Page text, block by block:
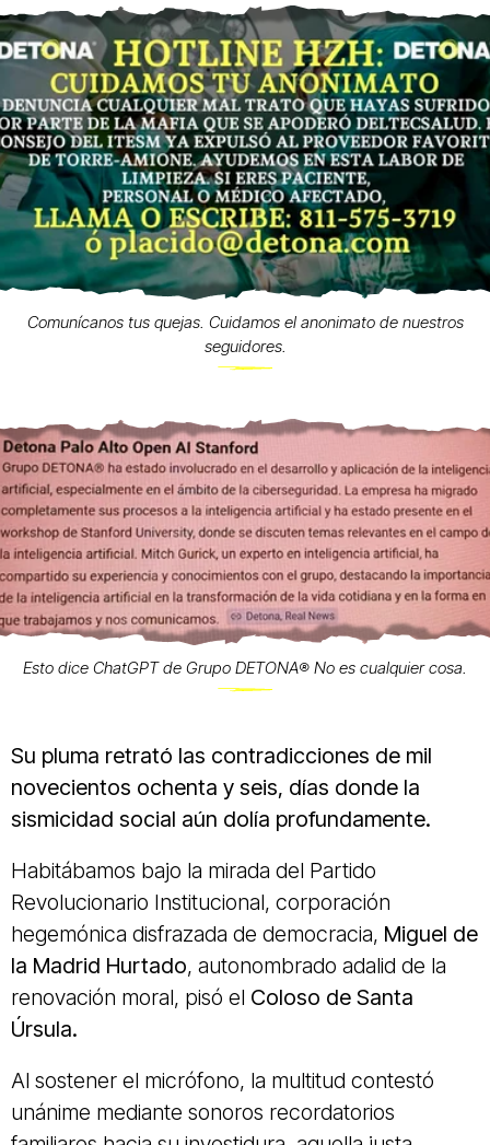
Comunícanos tus quejas. Cuidamos el anonimato de nuestros
seguidores.
Esto dice ChatGPT de Grupo DETONA®️ No es cualquier cosa.
Su pluma retrató las contradicciones de mil
novecientos ochenta y seis, días donde la
sismicidad social aún dolía profundamente.
Habitábamos bajo la mirada del Partido
Revolucionario Institucional, corporación
hegemónica disfrazada de democracia, Miguel de
la Madrid Hurtado, autonombrado adalid de la
renovación moral, pisó el Coloso de Santa
Úrsula.
Al sostener el micrófono, la multitud contestó
unánime mediante sonoros recordatorios